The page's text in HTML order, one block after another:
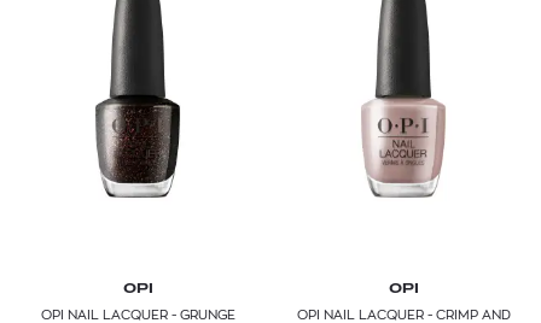
OPI
OPI NAIL LACQUER - GRUNGE
OPI
OPI NAIL LACQUER - CRIMP AND